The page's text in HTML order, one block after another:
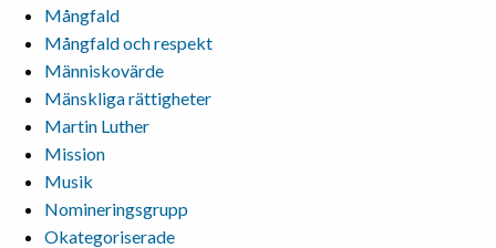
Mångfald
Mångfald och respekt
Människovärde
Mänskliga rättigheter
Martin Luther
Mission
Musik
Nomineringsgrupp
Okategoriserade